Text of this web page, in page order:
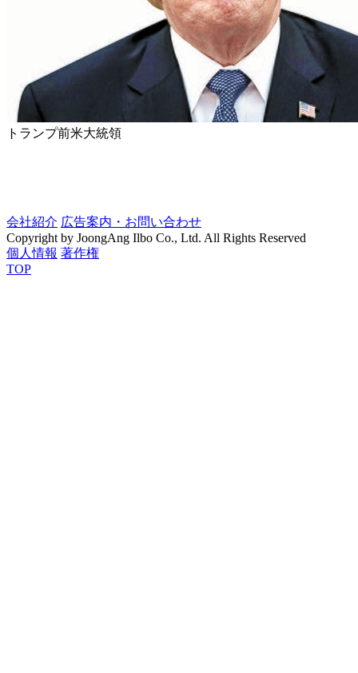
トランプ前米大統領
会社紹介 広告案内・お問い合わせ
Copyright by JoongAng Ilbo Co., Ltd. All Rights Reserved
個人情報 著作権
TOP